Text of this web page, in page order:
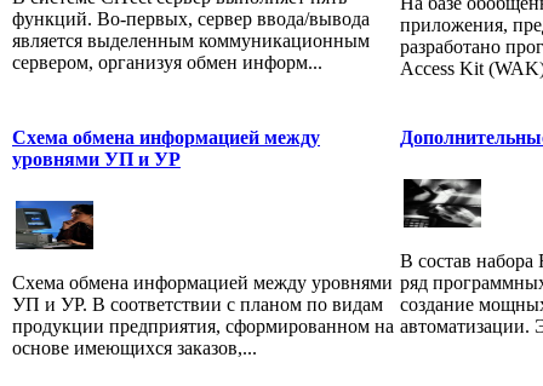
функций. Во-первых, сервер ввода/вывода
является выделенным коммуникационным
сервером, организуя обмен информ...
приложения,
разработано
Access Kit
Схема обмена информацией между
уровнями УП и УР
Схема обмена информацией между уровнями
УП и УР. В соответствии с планом по видам
продукции предприятия, сформированном на
основе имеющихся заказов,...
В состав набора
ряд
создание
автоматизации.